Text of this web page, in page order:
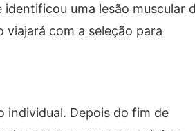
uma lesão muscular
com a seleção para
individual. Depois do fim de